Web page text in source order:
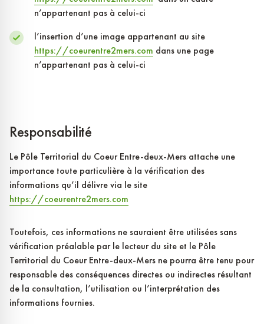
n’appartenant pas à celui-ci
l’insertion d’une image appartenant au site
https://coeurentre2mers.com dans une page
n’appartenant pas à celui-ci
Responsabilité
Le Pôle Territorial du Coeur Entre-deux-Mers attache une
importance toute particulière à la vérification des
informations qu’il délivre via le site
https://coeurentre2mers.com
Toutefois, ces informations ne sauraient être utilisées sans
vérification préalable par le lecteur du site et le Pôle
Territorial du Coeur Entre-deux-Mers ne pourra être tenu pour
responsable des conséquences directes ou indirectes résultant
de la consultation, l’utilisation ou l’interprétation des
informations fournies.